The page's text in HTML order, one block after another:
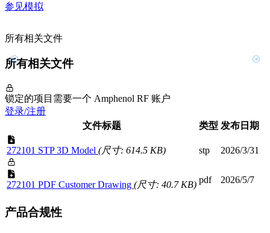
参见模拟
所有相关文件
所有相关文件
锁定的项目需要一个 Amphenol RF 账户
登录/注册
文件标题
类型 发布日期
272101 STP 3D Model (尺寸: 614.5 KB) stp 2026/3/31
272101 PDF Customer Drawing (尺寸: 40.7 KB) pdf 2026/5/7
产品合规性